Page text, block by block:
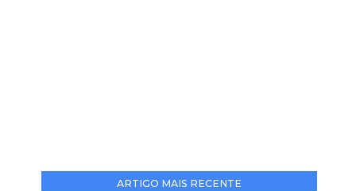
ARTIGO MAIS RECENTE